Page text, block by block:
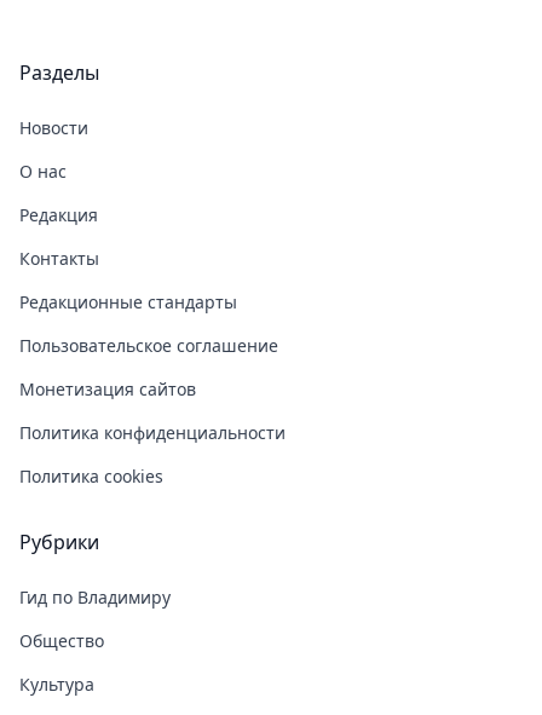
Разделы
Новости
О нас
Редакция
Контакты
Редакционные стандарты
Пользовательское соглашение
Монетизация сайтов
Политика конфиденциальности
Политика cookies
Рубрики
Гид по Владимиру
Общество
Культура